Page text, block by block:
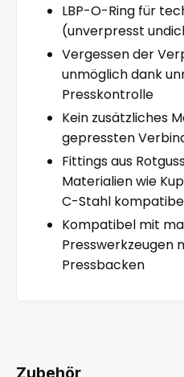
LBP-O-Ring für
(unverpresst
Vergessen der
unmöglich dank
Presskontrolle
Kein zusätzliches
gepressten
Fittings aus
Materialien wie
C-Stahl
Kompatibel mit
Presswerkzeugen
Pressbacken
Zubehör